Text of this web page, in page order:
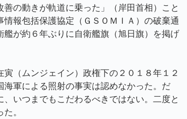
の動きが軌道に乗った」（岸田首相）こと
報包括保護協定（ＧＳＯＭＩＡ）の破棄通
が約６年ぶりに自衛艦旗（旭日旗）を掲げ
（ムンジェイン）政権下の２０１８年１２
軍による照射の事実は認めなかった。だ
いつまでもこだわるべきではない。二度と
。